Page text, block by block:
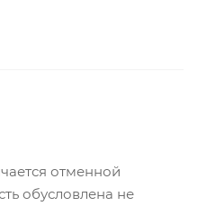
отменной
обусловлена не